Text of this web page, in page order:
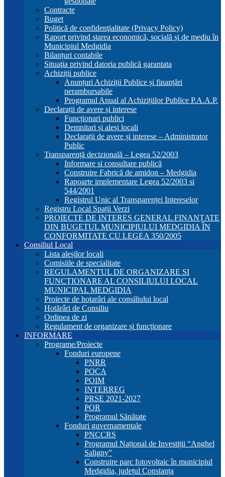
Contracte
Buget
Politică de confidenţialitate (Privacy Policy)
Raport privind starea economică, socială și de mediu în
Municipiul Medgidia
Bilanțuri contabile
Situaţia privind datoria publică garantata
Achiziții publice
Anunțuri Achiziții Publice și finanțări
nerambursabile
Programul Anual al Achizițiilor Publice P.A.A.P.
Declarații de avere și interese
Funcționari publici
Demnitari și aleși locali
Declarații de avere și interese – Administrator
Public
Transparență decizională – Legea 52/2003
Informare si consultare publică
Construire Fabrică de amidon – Medgidia
Rapoarte implementare Legea 52/2003 si
544/2001
Registrul Unic al Transparenței Intereselor
Registru Local Spații Verzi
PROIECTE DE INTERES GENERAL FINANȚATE
DIN BUGETUL MUNICIPIULUI MEDGIDIA ÎN
CONFORMITATE CU LEGEA 350/2005
Consiliul Local
Lista aleșilor locali
Comisiile de specialitate
REGULAMENTUL DE ORGANIZARE SI
FUNCŢIONARE AL CONSILIULUI LOCAL
MUNICIPAL MEDGIDIA
Proiecte de hotarâri ale consiliului local
Hotărâri de Consiliu
Ordinea de zi
Regulament de organizare și funcționare
INFORMARE
Programe/Proiecte
Fonduri europene
PNRR
POCA
POIM
INTERREG
PRSE 2021-2027
POR
Programul Sănătate
Fonduri guvernamentale
PNCCRS
Programul Național de Investiții “Anghel
Saligny”
Construire parc fotovoltaic în municipiul
Medgidia, județul Constanța